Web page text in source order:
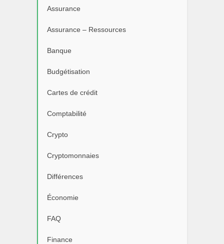
Assurance
Assurance – Ressources
Banque
Budgétisation
Cartes de crédit
Comptabilité
Crypto
Cryptomonnaies
Différences
Économie
FAQ
Finance